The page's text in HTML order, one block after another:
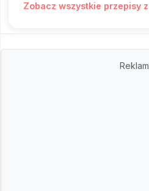
Zobacz wszystkie przepisy